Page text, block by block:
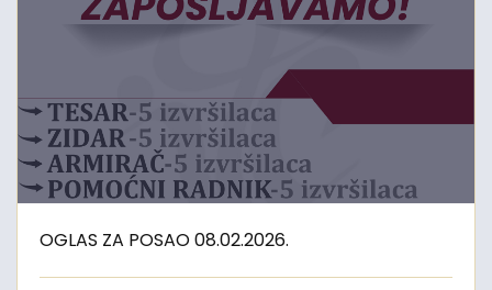
OGLAS ZA POSAO 08.02.2026.